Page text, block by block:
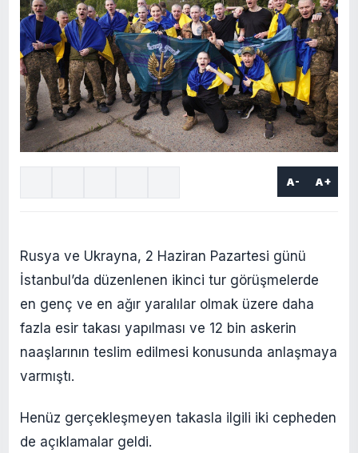
A- A+
Rusya ve Ukrayna, 2 Haziran Pazartesi günü
İstanbul’da düzenlenen ikinci tur görüşmelerde
en genç ve en ağır yaralılar olmak üzere daha
fazla esir takası yapılması ve 12 bin askerin
naaşlarının teslim edilmesi konusunda anlaşmaya
varmıştı.
Henüz gerçekleşmeyen takasla ilgili iki cepheden
de açıklamalar geldi.